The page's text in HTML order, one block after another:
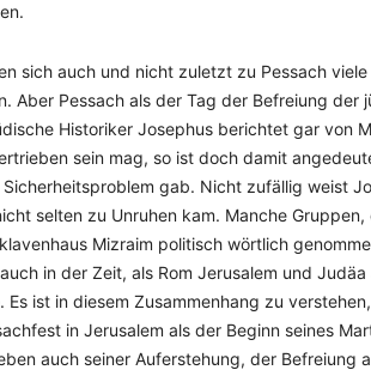
sich auch und nicht zuletzt zu Pessach
Aber Pessach als der Tag der Befreiung der
Historiker Josephus berichtet gar von
sein mag, so ist doch damit
gab. Nicht zufällig weist
selten zu Unruhen kam. Manche
Mizraim politisch wörtlich
in der Zeit, als Rom Jerusalem und Judäa
ist in diesem Zusammenhang zu
in Jerusalem als der Beginn seines
auch seiner Auferstehung, der Befreiung